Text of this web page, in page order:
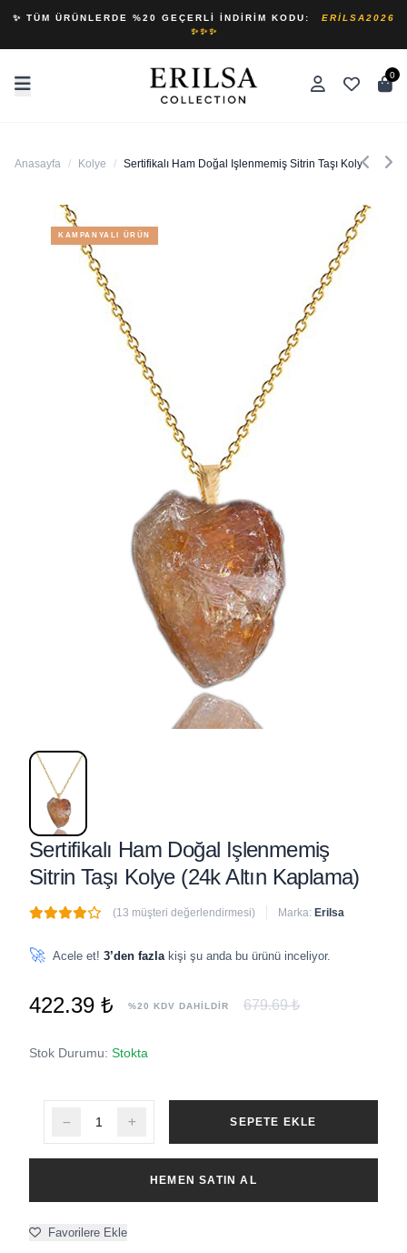
✨ TÜM ÜRÜNLERDE %20 GEÇERLI İNDIRIM KODU:
ERILSA2026
✨✨✨
0
Anasayfa / Kolye / Sertifikalı Ham Doğal Işlenmemiş Sitrin Taşı Kolye (24k
KAMPANYALI ÜRÜN
Sertifikalı Ham Doğal Işlenmemiş
Sitrin Taşı Kolye (24k Altın Kaplama)
(13 müşteri değerlendirmesi) Marka: Erilsa
🚀 Acele et! 3’den fazla kişi şu anda bu ürünü inceliyor.
422.39 ₺ %20 KDV DAHİLDİR 679.69 ₺
Stok Durumu: Stokta
SEPETE EKLE
HEMEN SATIN AL
Favorilere Ekle